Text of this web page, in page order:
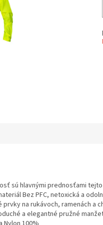
sú hlavnými prednosťami
Bez PFC, netoxická a
na rukávoch, ramenách a
a elegantné pružné